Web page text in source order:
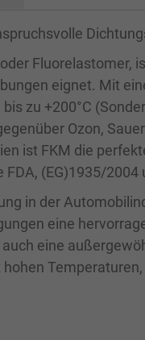
Fluorelastomer,
eignet. Mit
zu +200°C
Ozon,
ist FKM die
(EG)1935/2004
in der
eine
eine